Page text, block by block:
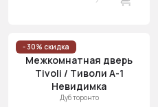
- 30% скидка
Межкомнатная дверь
Tivoli / Тиволи А-1
Невидимка
Дуб торонто